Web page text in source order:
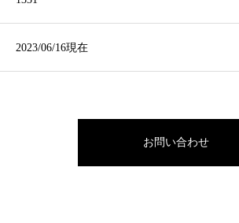
2023/06/16現在
お問い合わせ